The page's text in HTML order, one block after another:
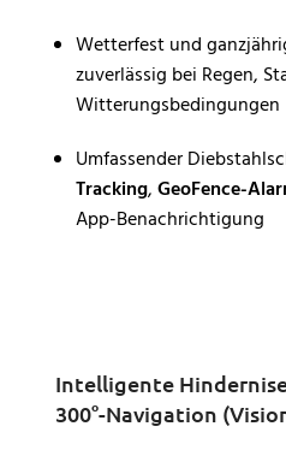
Wetterfest und
zuverlässig bei Regen,
Witterungsbedingungen
Umfassender
Tracking,GeoFence-
App-Benachrichtigung
Intelligente
300°-Navigation